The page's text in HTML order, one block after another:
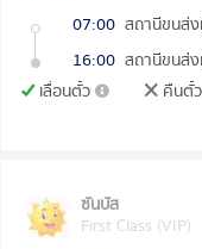
07:00 สถานีขนส่ง
16:00 สถานีขนส่
เลื่อนตั๋ว
คืนตั๋ว
ซันบัส
First Class (VIP)